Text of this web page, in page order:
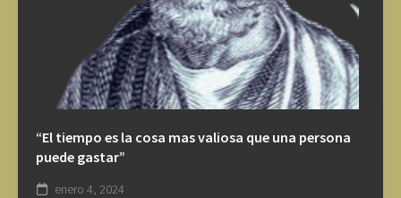
“El tiempo es la cosa mas valiosa que una persona
puede gastar”
enero 4, 2024